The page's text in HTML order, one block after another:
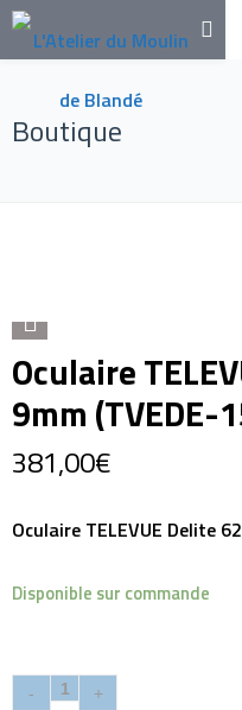
Boutique
Oculaire
9mm (TVEDE-
381,00€
Oculaire TELEVUE Delite
Disponible sur commande